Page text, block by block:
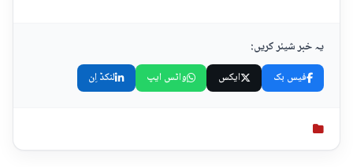
یہ خبر شیئر کریں:
فیس بک ایکس واٹس ایپ لنکڈ اِن